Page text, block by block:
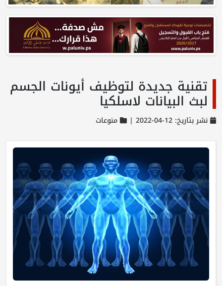
تقنية جديدة لتوظيف أيونات الجسم
لبث البيانات لاسلكيا
نشر بتاريخ: 12-04-2022 | منوعات